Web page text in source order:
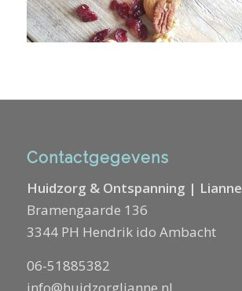
Contactgegevens
Huidzorg & Ontspanning | Lianne
Bramengaarde 136
3344 PH Hendrik ido Ambacht
06-51885382
info@huidzorglianne.nl